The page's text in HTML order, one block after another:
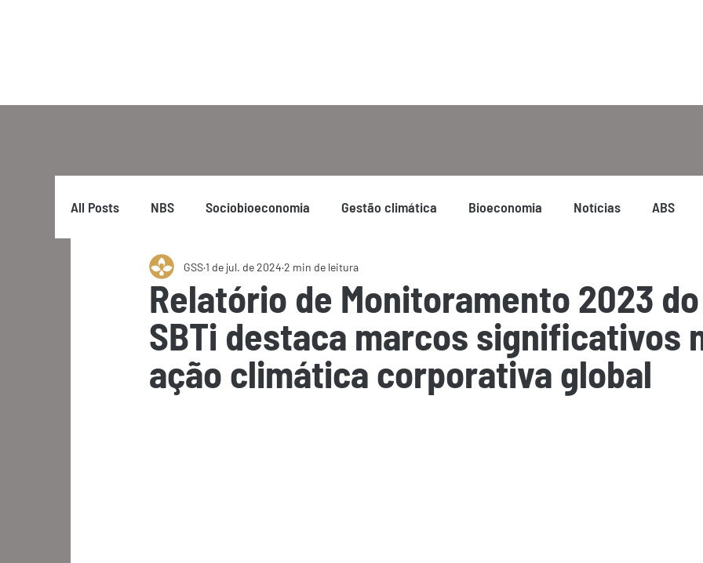
All Posts NBS Sociobioeconomia Gestão climática Bioeconomia Notícias ABS
Relatório de Monitoramento 2023 do
SBTi destaca marcos significativos
ação climática corporativa global
GSS1 de jul. de 20242 min de leitura